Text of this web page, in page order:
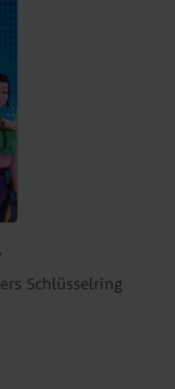
Schlüsselring